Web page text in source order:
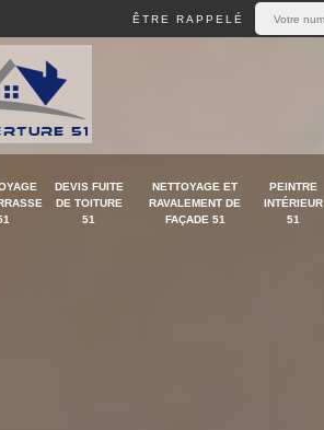
ÊTRE RAPPELÉ
DEVIS FUITE
DE TOITURE
51
NETTOYAGE ET
RAVALEMENT DE
FAÇADE 51
PEINTRE
INTÉRIEUR
51